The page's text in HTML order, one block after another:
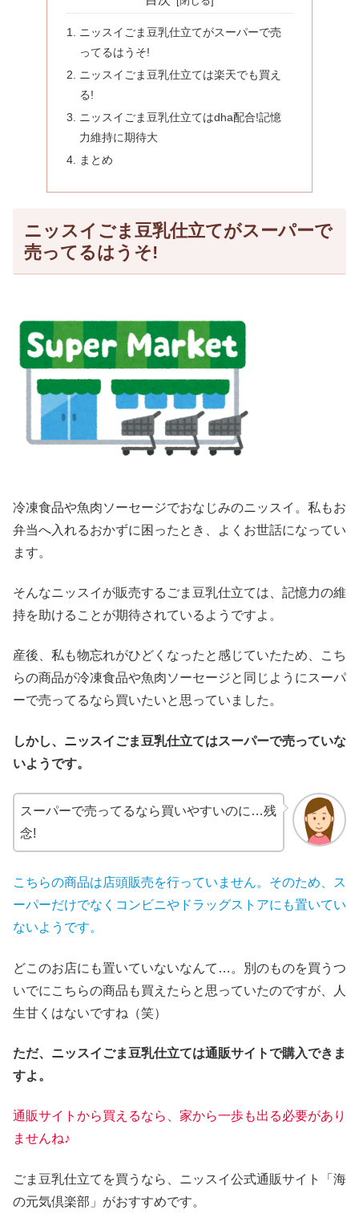
ニッスイごま豆乳仕立てがスーパーで売
ってるはうそ!
ニッスイごま豆乳仕立ては楽天でも買え
る!
ニッスイごま豆乳仕立てはdha配合!記憶
力維持に期待大
まとめ
ニッスイごま豆乳仕立てがスーパーで
売ってるはうそ!
冷凍食品や魚肉ソーセージでおなじみのニッスイ。私もお
弁当へ入れるおかずに困ったとき、よくお世話になってい
ます。
そんなニッスイが販売するごま豆乳仕立ては、記憶力の維
持を助けることが期待されているようですよ。
産後、私も物忘れがひどくなったと感じていたため、こち
らの商品が冷凍食品や魚肉ソーセージと同じようにスーパ
ーで売ってるなら買いたいと思っていました。
しかし、ニッスイごま豆乳仕立てはスーパーで売っていな
いようです。
スーパーで売ってるなら買いやすいのに…残
念!
こちらの商品は店頭販売を行っていません。そのため、ス
ーパーだけでなくコンビニやドラッグストアにも置いてい
ないようです。
どこのお店にも置いていないなんて…。別のものを買うつ
いでにこちらの商品も買えたらと思っていたのですが、人
生甘くはないですね（笑）
ただ、ニッスイごま豆乳仕立ては通販サイトで購入できま
すよ。
通販サイト から買えるなら、家から一歩も出る必要があり
ませんね♪
ごま豆乳仕立てを買うなら、ニッスイ公式通販サイト「海
の元気倶楽部」がおすすめです。